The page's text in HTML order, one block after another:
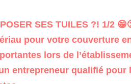
SES TUILES ?! 1/2
pour votre couverture
lors de
entrepreneur qualifié pour